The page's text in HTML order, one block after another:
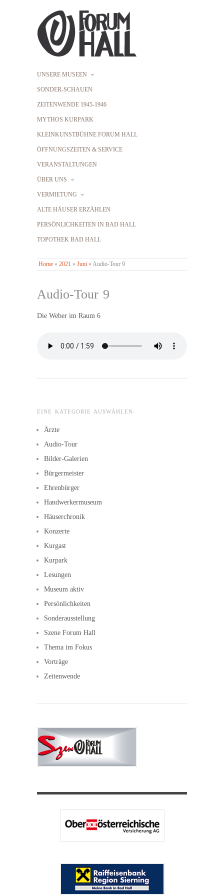
UNSERE MUSEEN
SONDER-SCHAUEN
ZEITENWENDE 1945-1946
MYTHOS KURPARK
KLEINKUNSTBÜHNE FORUM HALL
ÖFFNUNGSZEITEN & SERVICE
VERANSTALTUNGEN
ÜBER UNS
VERMIETUNG
ALTE HÄUSER ERZÄHLEN
PERSÖNLICHKEITEN IN BAD HALL
TOPOTHEK BAD HALL
Home » 2021 » Juni »Audio-Tour 9
Audio-Tour 9
Die Weber im Raum 6
EINE KATEGORIE AUSWÄHLEN:
Ärzte
Audio-Tour
Bilder-Galerien
Bürgermeister
Ehrenbürger
Handwerkermuseum
Häuserchronik
Konzerte
Kurgast
Kurpark
Lesungen
Museum aktiv
Persönlichkeiten
Sonderausstellung
Szene Forum Hall
Thema im Fokus
Vorträge
Zeitenwende